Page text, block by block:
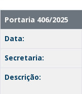
Portaria 406/2025
Data:
Secretaria:
Descrição: